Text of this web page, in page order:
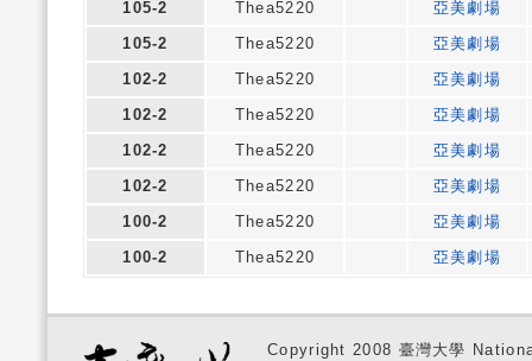
105-2
Thea5220
亞美劇場
105-2
Thea5220
亞美劇場
102-2
Thea5220
亞美劇場
102-2
Thea5220
亞美劇場
102-2
Thea5220
亞美劇場
102-2
Thea5220
亞美劇場
100-2
Thea5220
亞美劇場
100-2
Thea5220 亞美劇場
Copyright 2008 臺灣大學